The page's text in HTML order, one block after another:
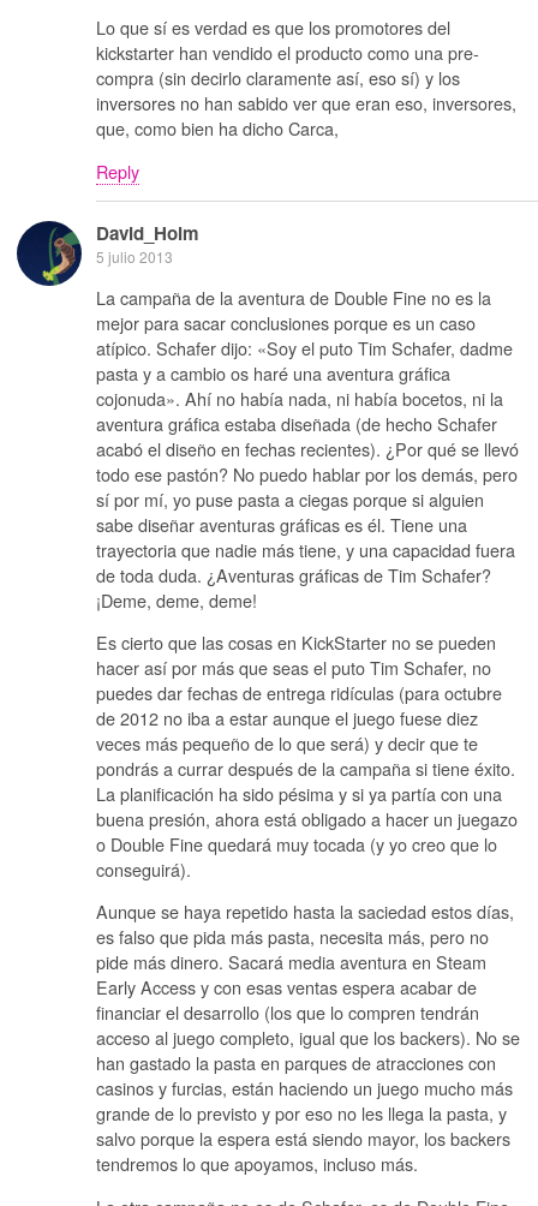
Lo que sí es verdad es que los promotores del
kickstarter han vendido el producto como una pre-
compra (sin decirlo claramente así, eso sí) y los
inversores no han sabido ver que eran eso, inversores,
que, como bien ha dicho Carca,
Reply
David_Holm
5 julio 2013
La campaña de la aventura de Double Fine no es la
mejor para sacar conclusiones porque es un caso
atípico. Schafer dijo: «Soy el puto Tim Schafer, dadme
pasta y a cambio os haré una aventura gráfica
cojonuda». Ahí no había nada, ni había bocetos, ni la
aventura gráfica estaba diseñada (de hecho Schafer
acabó el diseño en fechas recientes). ¿Por qué se llevó
todo ese pastón? No puedo hablar por los demás, pero
sí por mí, yo puse pasta a ciegas porque si alguien
sabe diseñar aventuras gráficas es él. Tiene una
trayectoria que nadie más tiene, y una capacidad fuera
de toda duda. ¿Aventuras gráficas de Tim Schafer?
¡Deme, deme, deme!
Es cierto que las cosas en KickStarter no se pueden
hacer así por más que seas el puto Tim Schafer, no
puedes dar fechas de entrega ridículas (para octubre
de 2012 no iba a estar aunque el juego fuese diez
veces más pequeño de lo que será) y decir que te
pondrás a currar después de la campaña si tiene éxito.
La planificación ha sido pésima y si ya partía con una
buena presión, ahora está obligado a hacer un juegazo
o Double Fine quedará muy tocada (y yo creo que lo
conseguirá).
Aunque se haya repetido hasta la saciedad estos días,
es falso que pida más pasta, necesita más, pero no
pide más dinero. Sacará media aventura en Steam
Early Access y con esas ventas espera acabar de
financiar el desarrollo (los que lo compren tendrán
acceso al juego completo, igual que los backers). No se
han gastado la pasta en parques de atracciones con
casinos y furcias, están haciendo un juego mucho más
grande de lo previsto y por eso no les llega la pasta, y
salvo porque la espera está siendo mayor, los backers
tendremos lo que apoyamos, incluso más.